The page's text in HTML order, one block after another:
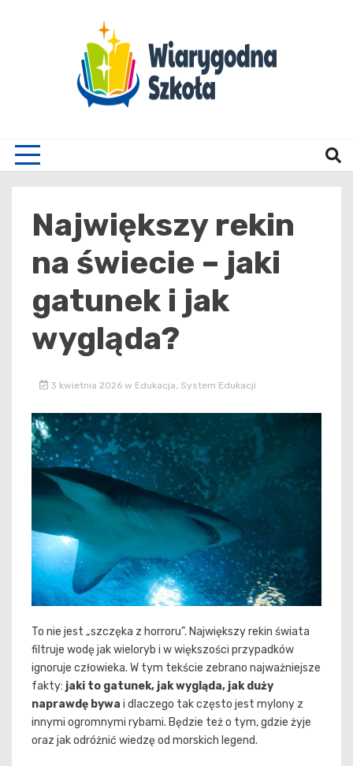
Największy rekin
na świecie – jaki
gatunek i jak
wygląda?
3 kwietnia 2026 w Edukacja System Edukacji
To nie jest „szczęka z horroru”. Największy rekin świata
filtruje wodę jak wieloryb i w większości przypadków
ignoruje człowieka. W tym tekście zebrano najważniejsze
fakty: jaki to gatunek, jak wygląda, jak duży
naprawdę bywa i dlaczego tak często jest mylony z
innymi ogromnymi rybami. Będzie też o tym, gdzie żyje
oraz jak odróżnić wiedzę od morskich legend.